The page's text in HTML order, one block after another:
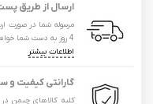
ارسال از طریق
4 روز به دست شما خواهد رسید.
اطلاعات بیشتر
گارانتی کیفیت و
کلیه کالاهای چیمن